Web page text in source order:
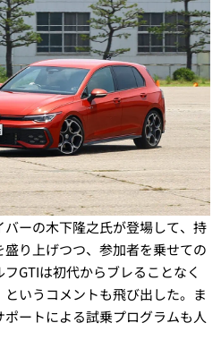
ーの木下隆之氏が登場して、持
り上げつつ、参加者を乗せての
GTIは初代からブレることなく
いうコメントも飛び出した。ま
ートによる試乗プログラムも人